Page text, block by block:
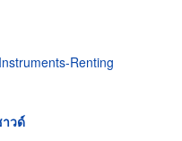
Renting
วด์